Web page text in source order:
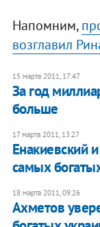
Напомним,
возглавил
15 марта 2011, 17:47
За год
больше
17 марта 2011, 13:27
Енакиевский
самых
18 марта 2011, 09:26
Ахметов